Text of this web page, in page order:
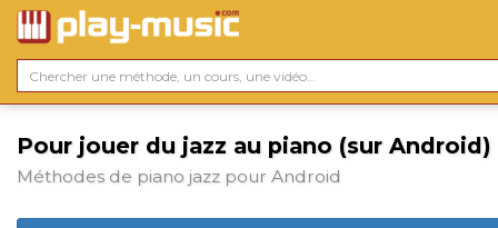
Pour jouer du jazz au piano (sur Android)
Méthodes de piano jazz pour Android